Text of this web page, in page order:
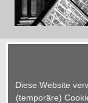
Diese Website
(temporäre)